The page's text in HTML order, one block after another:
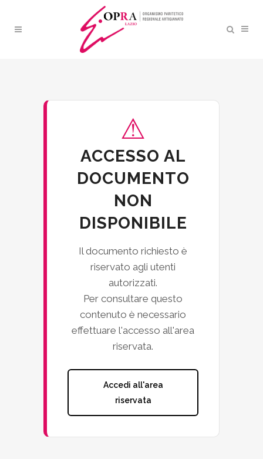
⚠
ACCESSO AL
DOCUMENTO
NON
DISPONIBILE
Il documento richiesto è
riservato agli utenti
autorizzati.
Per consultare questo
contenuto è necessario
effettuare l'accesso all'area
riservata.
Accedi all'area
riservata